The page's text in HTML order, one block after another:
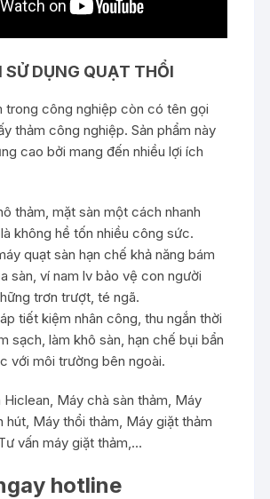
SỬ DỤNG QUẠT THỔI
trong công nghiệp còn có tên gọi
thảm công nghiệp. Sản phẩm này
cao bởi mang đến nhiều lợi ích
thảm, mặt sàn một cách nhanh
không hề tốn nhiều công sức.
quạt sàn hạn chế khả năng bám
sàn,ví nam lv bảo vệ con người
trơn trượt, té ngã.
tiết kiệm nhân công, thu ngắn thời
sạch, làm khô sàn, hạn chế bụi bẩn
với môi trường bên ngoài.
Máy chà sàn thảm, Máy
hút, Máy thổi thảm, Máy giặt thảm
vấn máy giặt thảm,…
hotline